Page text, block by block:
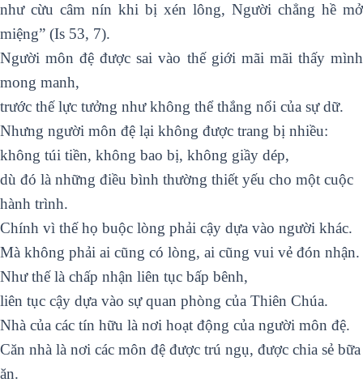
như cừu câm nín khi bị xén lông, Người chẳng hề mở
miệng” (Is 53, 7).
Người môn đệ được sai vào thế giới mãi mãi thấy mình
mong manh,
trước thế lực tưởng như không thể thắng nổi của sự dữ.
Nhưng người môn đệ lại không được trang bị nhiều:
không túi tiền, không bao bị, không giầy dép,
dù đó là những điều bình thường thiết yếu cho một cuộc
hành trình.
Chính vì thế họ buộc lòng phải cậy dựa vào người khác.
Mà không phải ai cũng có lòng, ai cũng vui vẻ đón nhận.
Như thế là chấp nhận liên tục bấp bênh,
liên tục cậy dựa vào sự quan phòng của Thiên Chúa.
Nhà của các tín hữu là nơi hoạt động của người môn đệ.
Căn nhà là nơi các môn đệ được trú ngụ, được chia sẻ bữa
ăn.